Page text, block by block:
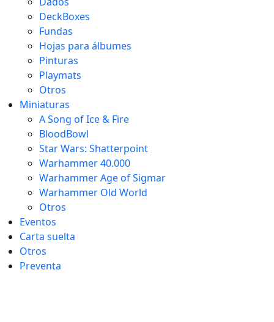
DeckBoxes
Fundas
Hojas para álbumes
Pinturas
Playmats
Otros
Miniaturas
A Song of Ice & Fire
BloodBowl
Star Wars: Shatterpoint
Warhammer 40.000
Warhammer Age of Sigmar
Warhammer Old World
Otros
Eventos
Carta suelta
Otros
Preventa